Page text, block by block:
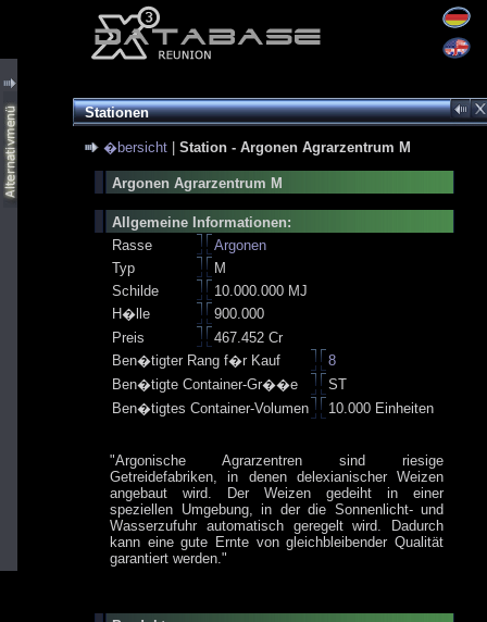
Stationen
�bersicht Station - Argonen Agrarzentrum M
Argonen Agrarzentrum M
Allgemeine Informationen:
Rasse
Argonen
Typ
M
Schilde
10.000.000 MJ
H�lle
900.000
Preis
467.452 Cr
Ben�tigter Rang f�r Kauf
8
Ben�tigte Container-Gr��e
ST
Ben�tigtes Container-Volumen
10.000 Einheiten
"Argonische Agrarzentren sind riesige
Getreidefabriken, in denen delexianischer Weizen
angebaut wird. Der Weizen gedeiht in einer
speziellen Umgebung, in der die Sonnenlicht- und
Wasserzufuhr automatisch geregelt wird. Dadurch
kann eine gute Ernte von gleichbleibender Qualität
garantiert werden."